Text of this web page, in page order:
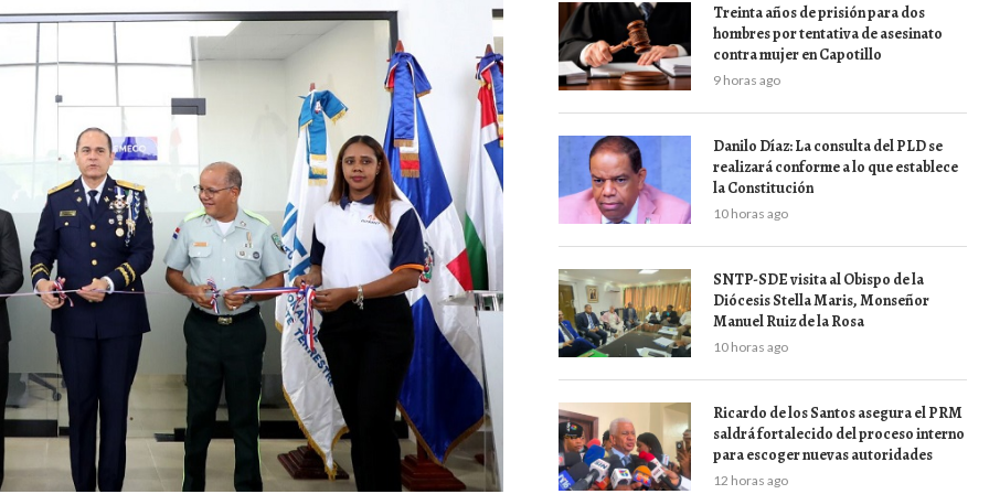
Treinta años de prisión para dos
hombres por tentativa de asesinato
contra mujer en Capotillo
9 horas ago
Danilo Díaz: La consulta del PLD se
realizará conforme a lo que establece
la Constitución
10 horas ago
SNTP-SDE visita al Obispo de la
Diócesis Stella Maris, Monseñor
Manuel Ruiz de la Rosa
10 horas ago
Ricardo de los Santos asegura el PRM
saldrá fortalecido del proceso interno
para escoger nuevas autoridades
12 horas ago